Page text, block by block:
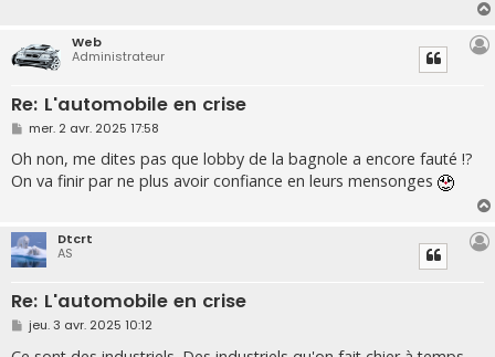
Web
Administrateur
Re: L'automobile en crise
M
s
s
a
mer. 2 avr. 2025 17:58
Oh non, me dites pas que lobby de la bagnole a encore fauté !?
On va finir par ne plus avoir confiance en leurs mensonges
Dtcrt
AS
Re: L'automobile en crise
M
e
s
jeu. 3 avr. 2025 10:12